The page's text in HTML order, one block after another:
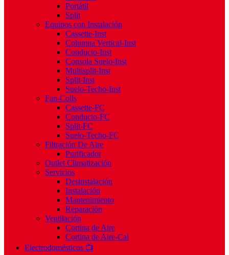
Portátil
Split
Equipos con Instalación
Cassette-Inst
Columna Vertical-Inst
Conducto-Inst
Consola Suelo-Inst
Multisplit-Inst
Split-Inst
Suelo-Techo-Inst
Fan-Coils
Cassette-FC
Conducto-FC
Split-FC
Suelo-Techo-FC
Filtración De Aire
Purificador
Outlet Climatización
Servicios
Desinstalación
Instalación
Mantenimiento
Reparación
Ventilación
Cortina de Aire
Cortina de Aire-Cal
Electrodomésticos 📺